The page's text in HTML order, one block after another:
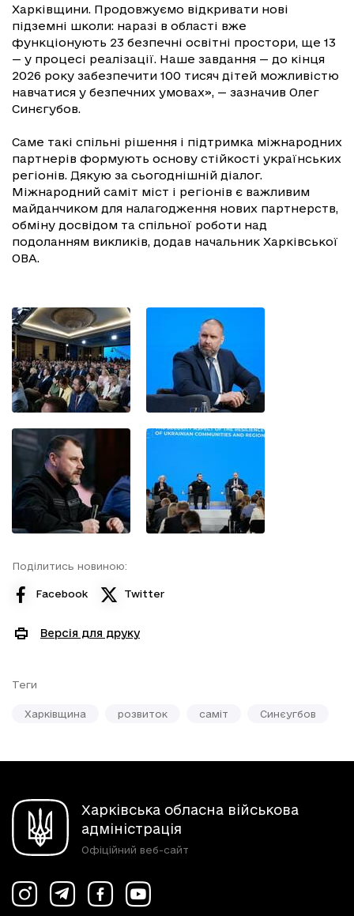
Харківщини. Продовжуємо відкривати нові
підземні школи: наразі в області вже
функціонують 23 безпечні освітні простори, ще 13
— у процесі реалізації. Наше завдання — до кінця
2026 року забезпечити 100 тисяч дітей можливістю
навчатися у безпечних умовах», — зазначив Олег
Синєгубов.
Саме такі спільні рішення і підтримка міжнародних
партнерів формують основу стійкості українських
регіонів. Дякую за сьогоднішній діалог.
Міжнародний саміт міст і регіонів є важливим
майданчиком для налагодження нових партнерств,
обміну досвідом та спільної роботи над
подоланням викликів, додав начальник Харківської
ОВА.
Поділитись новиною:
Facebook Twitter
Версія для друку
Теги
Харківщина розвиток саміт Синєугбов
Харківська обласна військова
адміністрація
Офіційний веб-сайт